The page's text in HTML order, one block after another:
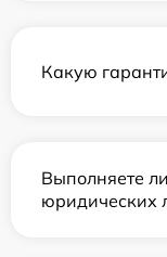
Какую
Выполняете
юридических